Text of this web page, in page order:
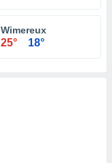
Wimereux
25° 18°